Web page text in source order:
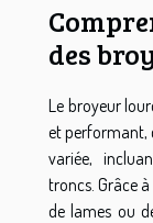
des
Le broyeur
et performant,
variée,
troncs. Grâce
de lames ou